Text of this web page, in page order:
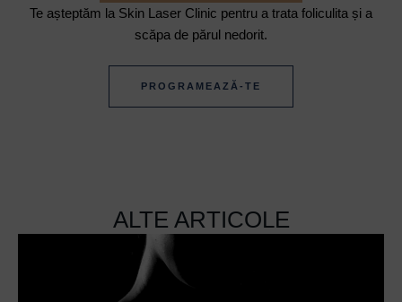
Te așteptăm la Skin Laser Clinic pentru a trata foliculita și a
scăpa de părul nedorit.
PROGRAMEAZĂ-TE
ALTE ARTICOLE